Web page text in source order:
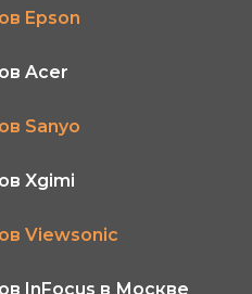
Epson
Acer
Sanyo
Xgimi
Viewsonic
InFocus в Москве